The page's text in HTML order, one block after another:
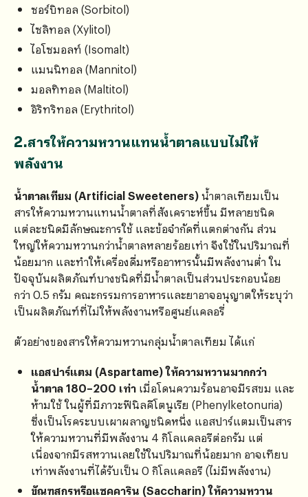
ซอร์บิทอล (Sorbitol)
ไซลิทอล (Xylitol)
ไอโซมอลท์ (Isomalt)
แมนนิทอล (Mannitol)
มอลทิทอล (Maltitol)
อิริทริทอล (Erythritol)
2.สารให้ความหวานแทนน้ำตาลแบบไม่ให้
พลังงาน
น้ำตาลเทียม (Artificial Sweeteners)น้ำตาลเทียมเป็น
สารให้ความหวานแทนน้ำตาลที่สังเคราะห์ขึ้น มีหลายชนิด
แต่ละชนิดมีลักษณะการใช้ และข้อจำกัดที่แตกต่างกัน ส่วน
ใหญ่ให้ความหวานกว่าน้ำตาลหลายร้อยเท่า จึงใช้ในปริมาณที่
น้อยมาก และทำให้เครื่องดื่มหรืออาหารนั้นมีพลังงานต่ำ ใน
ปัจจุบันผลิตภัณฑ์บางชนิดที่มีน้ำตาลเป็นส่วนประกอบน้อย
กว่า 0.5 กรัม คณะกรรมการอาหารและยาอาจอนุญาตให้ระบุว่า
เป็นผลิตภัณฑ์ที่ไม่ให้พลังงานหรือศูนย์แคลอรี่
ตัวอย่างของสารให้ความหวานกลุ่มน้ำตาลเทียม ได้แก่
แอสปาร์แตม (Aspartame) ให้ความหวานมากกว่า
น้ำตาล 180–200 เท่า เมื่อโดนความร้อนอาจมีรสขม และ
ห้ามใช้ ในผู้ที่มีภาวะฟีนิลคีโตนูเรีย (Phenylketonuria)
ซึ่งเป็นโรคระบบเผาผลาญชนิดหนึ่ง แอสปาร์แตมเป็นสาร
ให้ความหวานที่มีพลังงาน 4 กิโลแคลอรีต่อกรัม แต่
เนื่องจากมีรสหวานเลยใช้ในปริมาณที่น้อยมาก อาจเทียบ
เท่าพลังงานที่ได้รับเป็น 0 กิโลแคลอรี (ไม่มีพลังงาน)
ขัณฑสกรหรือแซคคาริน (Saccharin) ให้ความหวาน